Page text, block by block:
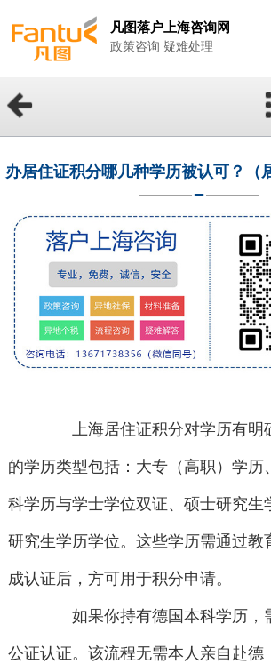
凡图落户上海咨询网
政策咨询 疑难处理
办居住证积分哪几种学历被认可？（
上海居住证积分对学历有明
的学历类型包括：大专（高职）学历
科学历与学士学位双证、硕士研究生
研究生学历学位。这些学历需通过教
成认证后，方可用于积分申请。
如果你持有德国本科学历，
公证认证。该流程无需本人亲自赴德